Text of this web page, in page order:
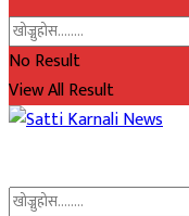
No Result
View All Result